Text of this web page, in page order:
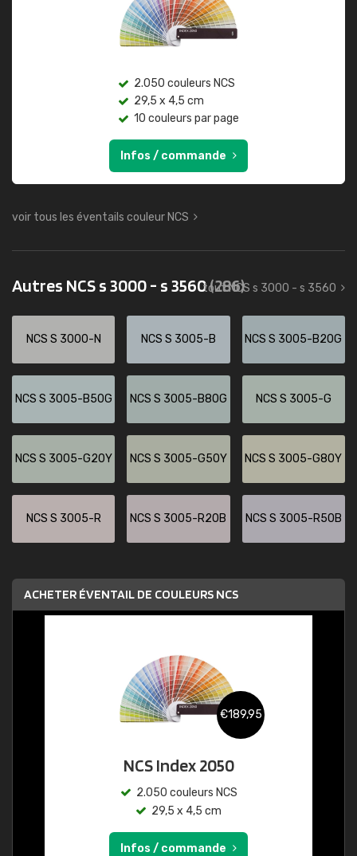
2.050 couleurs NCS
29,5 x 4,5 cm
10 couleurs par page
Infos / commande
voir tous les éventails couleur NCS
Autres NCS s 3000 - s 3560(286)
tout NCS s 3000 - s 3560
NCS S 3000-N NCS S 3005-B NCS S 3005-B20G
NCS S 3005-B50G NCS S 3005-B80G NCS S 3005-G
NCS S 3005-G20Y NCS S 3005-G50Y NCS S 3005-G80Y
NCS S 3005-R NCS S 3005-R20B NCS S 3005-R50B
ACHETER ÉVENTAIL DE COULEURS NCS
€189,95
NCS Index 2050
2.050 couleurs NCS
29,5 x 4,5 cm
Infos / commande